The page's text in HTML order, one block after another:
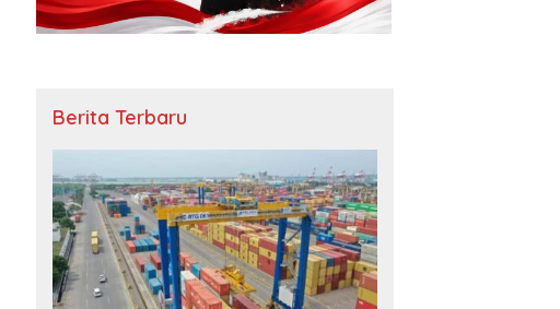
Berita Terbaru